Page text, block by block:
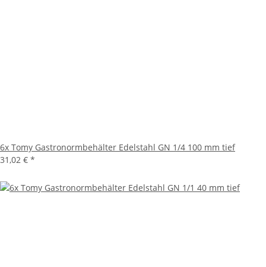
6x Tomy Gastronormbehälter Edelstahl GN 1/4 100 mm tief
31,02 € *